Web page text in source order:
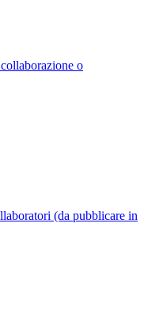
o
(da pubblicare in